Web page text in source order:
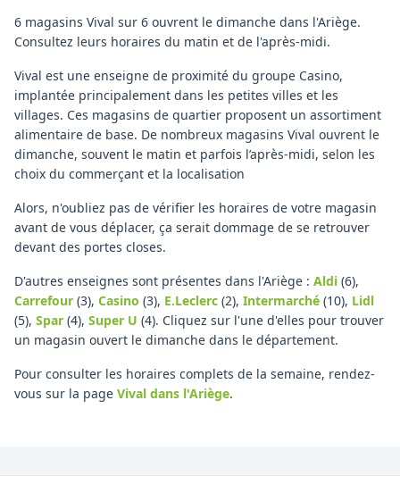
6 magasins Vival sur 6 ouvrent le dimanche dans l'Ariège.
Consultez leurs horaires du matin et de l'après-midi.
Vival est une enseigne de proximité du groupe Casino,
implantée principalement dans les petites villes et les
villages. Ces magasins de quartier proposent un assortiment
alimentaire de base. De nombreux magasins Vival ouvrent le
dimanche, souvent le matin et parfois l’après-midi, selon les
choix du commerçant et la localisation
Alors, n'oubliez pas de vérifier les horaires de votre magasin
avant de vous déplacer, ça serait dommage de se retrouver
devant des portes closes.
D'autres enseignes sont présentes dans l'Ariège : Aldi (6),
Carrefour (3), Casino (3), E.Leclerc (2), Intermarché (10), Lidl
(5), Spar (4), Super U (4). Cliquez sur l'une d'elles pour trouver
un magasin ouvert le dimanche dans le département.
Pour consulter les horaires complets de la semaine, rendez-
vous sur la page Vival dans l'Ariège.